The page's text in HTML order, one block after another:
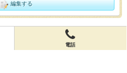
電話
編集する
料会員登録